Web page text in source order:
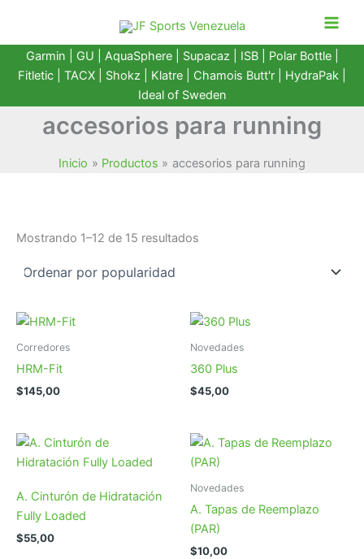
contenido
Garmin GU AquaSphere| Supacaz | ISB | Polar Bottle|
Fitletic
TACX Shokz Klatre Chamois Butt'r HydraPak
Ideal of Sweden
accesorios para running
Inicio Productos accesorios para running
Mostrando 1–12 de 15 resultados
Corredores
HRM-Fit
$145,00
Novedades
360 Plus
$45,00
A. Cinturón de Hidratación
Fully Loaded
$55,00
Novedades
A. Tapas de Reemplazo
(PAR)
$10,00